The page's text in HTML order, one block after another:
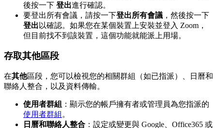
後按一下 登出進行確認。
要登出所有會議，請按一下登出所有會議 ，然後按一下
登出 以確認。如果您在某個裝置上安裝並登入 Zoom，
但目前找不到該裝置，這個功能就能派上用場。
存取其他區段
在其他區段，您可以檢視您的相關群組（如已指派）、日曆和
聯絡人整合，以及資料傳輸。
使用者群組 ：顯示您的帳戶擁有者或管理員為您指派的
使用者群組 。
日曆和聯絡人整合 ：設定或變更與 Google、Office365 或